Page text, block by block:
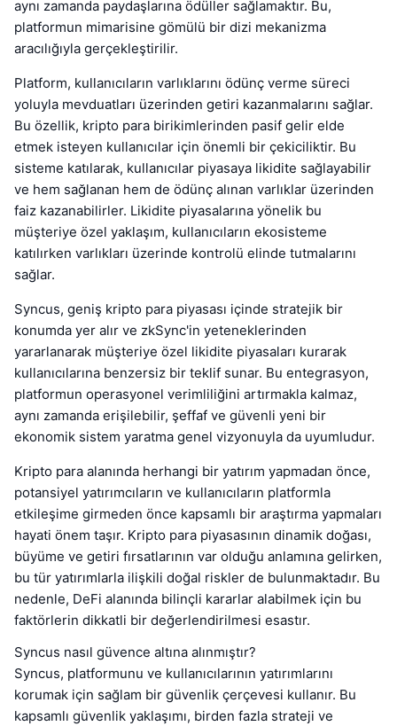
aynı zamanda paydaşlarına ödüller sağlamaktır. Bu,
platformun mimarisine gömülü bir dizi mekanizma
aracılığıyla gerçekleştirilir.
Platform, kullanıcıların varlıklarını ödünç verme süreci
yoluyla mevduatları üzerinden getiri kazanmalarını sağlar.
Bu özellik, kripto para birikimlerinden pasif gelir elde
etmek isteyen kullanıcılar için önemli bir çekiciliktir. Bu
sisteme katılarak, kullanıcılar piyasaya likidite sağlayabilir
ve hem sağlanan hem de ödünç alınan varlıklar üzerinden
faiz kazanabilirler. Likidite piyasalarına yönelik bu
müşteriye özel yaklaşım, kullanıcıların ekosisteme
katılırken varlıkları üzerinde kontrolü elinde tutmalarını
sağlar.
Syncus, geniş kripto para piyasası içinde stratejik bir
konumda yer alır ve zkSync'in yeteneklerinden
yararlanarak müşteriye özel likidite piyasaları kurarak
kullanıcılarına benzersiz bir teklif sunar. Bu entegrasyon,
platformun operasyonel verimliliğini artırmakla kalmaz,
aynı zamanda erişilebilir, şeffaf ve güvenli yeni bir
ekonomik sistem yaratma genel vizyonuyla da uyumludur.
Kripto para alanında herhangi bir yatırım yapmadan önce,
potansiyel yatırımcıların ve kullanıcıların platformla
etkileşime girmeden önce kapsamlı bir araştırma yapmaları
hayati önem taşır. Kripto para piyasasının dinamik doğası,
büyüme ve getiri fırsatlarının var olduğu anlamına gelirken,
bu tür yatırımlarla ilişkili doğal riskler de bulunmaktadır. Bu
nedenle, DeFi alanında bilinçli kararlar alabilmek için bu
faktörlerin dikkatli bir değerlendirilmesi esastır.
Syncus nasıl güvence altına alınmıştır?
Syncus, platformunu ve kullanıcılarının yatırımlarını
korumak için sağlam bir güvenlik çerçevesi kullanır. Bu
kapsamlı güvenlik yaklaşımı, birden fazla strateji ve